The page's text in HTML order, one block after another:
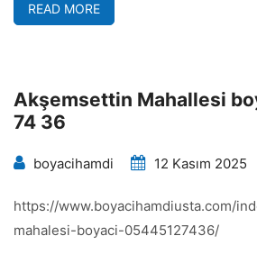
READ MORE
Akşemsettin Mahallesi
74 36
boyacihamdi 12 Kasım 2025
https://www.boyacihamdiusta.com/
mahalesi-boyaci-05445127436/